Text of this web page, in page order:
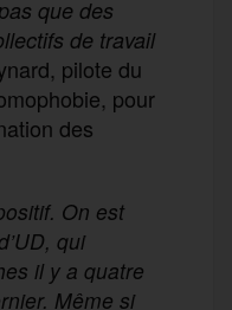
que des
de travail
pilote du
pour
des
On est
qui
il y a quatre
Même si